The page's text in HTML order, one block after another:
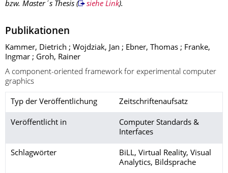
bzw. Master´s Thesis ( siehe Link).
Publikationen
Kammer, Dietrich ; Wojdziak, Jan ; Ebner, Thomas ; Franke,
Ingmar ; Groh, Rainer
A component-oriented framework for experimental computer
graphics
Typ der Veröffentlichung Zeitschriftenaufsatz
Veröffentlicht in
Computer Standards &
Interfaces
Schlagwörter
BiLL, Virtual Reality, Visual
Analytics, Bildsprache